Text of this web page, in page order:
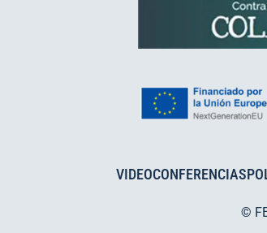
VIDEOCONFERENCIAS
©